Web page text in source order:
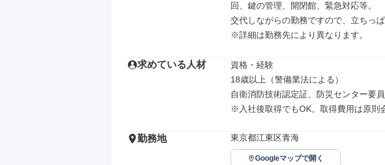
回、鍵の管理、開閉館、緊急対応等。
交代しながらの勤務ですので、立ちっぱ
※詳細は勤務先により異なります。
求めている人材
資格・経験
18歳以上（警備業法による）
自衛消防技術認定証、防災センター要
※入社後取得でもOK。取得費用は原則
勤務地 東京都江東区青海
Googleマップで開く